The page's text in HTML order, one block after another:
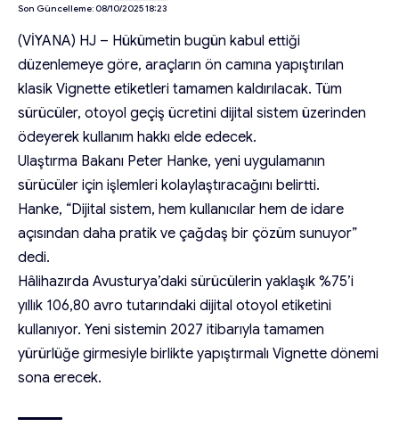
Son Güncelleme: 08/10/2025 18:23
(VİYANA) HJ – Hükümetin bugün kabul ettiği
düzenlemeye göre, araçların ön camına yapıştırılan
klasik Vignette etiketleri tamamen kaldırılacak. Tüm
sürücüler, otoyol geçiş ücretini dijital sistem üzerinden
ödeyerek kullanım hakkı elde edecek.
Ulaştırma Bakanı Peter Hanke, yeni uygulamanın
sürücüler için işlemleri kolaylaştıracağını belirtti.
Hanke, “Dijital sistem, hem kullanıcılar hem de idare
açısından daha pratik ve çağdaş bir çözüm sunuyor”
dedi.
Hâlihazırda Avusturya’daki sürücülerin yaklaşık %75’i
yıllık 106,80 avro tutarındaki dijital otoyol etiketini
kullanıyor. Yeni sistemin 2027 itibarıyla tamamen
yürürlüğe girmesiyle birlikte yapıştırmalı Vignette dönemi
sona erecek.